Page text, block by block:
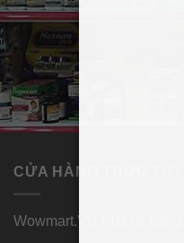
dụng thay thế thuốc chữa
phẩm tùy thuộc cơ địa
hướng dẫn in trên bao bì
CỬA HÀNG TRỰC
Wowmart.VN | 100% hàng